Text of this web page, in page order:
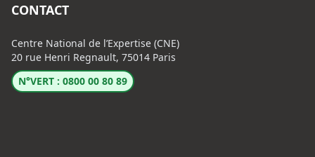
CONTACT
Centre National de l’Expertise (CNE)
20 rue Henri Regnault, 75014 Paris
N°VERT : 0800 00 80 89